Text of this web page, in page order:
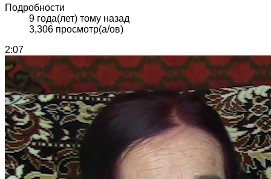
Подробности
9 года(лет) тому назад
3,306 просмотр(а/ов)
2:07